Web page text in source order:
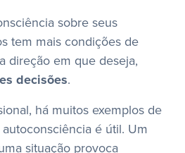
sobre seus
tem mais condições de
direção em que deseja,
decisões.
há muitos exemplos de
é útil. Um
situação provoca